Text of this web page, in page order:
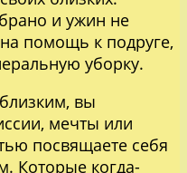
и ужин не
помощь к подруге,
уборку.
вы
мечты или
посвящаете себя
Которые когда-